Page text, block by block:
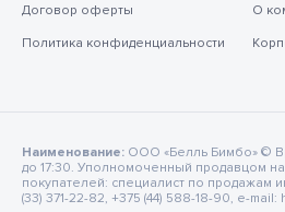
Договор оферты
Политика конфиденциальности
О
Наименование: ООО «Белль Бимбо» ©
до 17:30. Уполномоченный продавцом
покупателей: специалист по продажам
(33) 371-22-82, +375 (44) 588-18-90, e-